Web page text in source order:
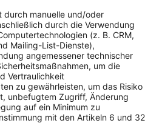
durch manuelle und/oder
durch die Verwendung
(z. B. CRM,
Mailing-List-Dienste),
angemessener technischer
um die
Vertraulichkeit
zu gewährleisten, um das Risiko
unbefugtem Zugriff, Änderung
auf ein Minimum zu
mit den Artikeln 6 und 32